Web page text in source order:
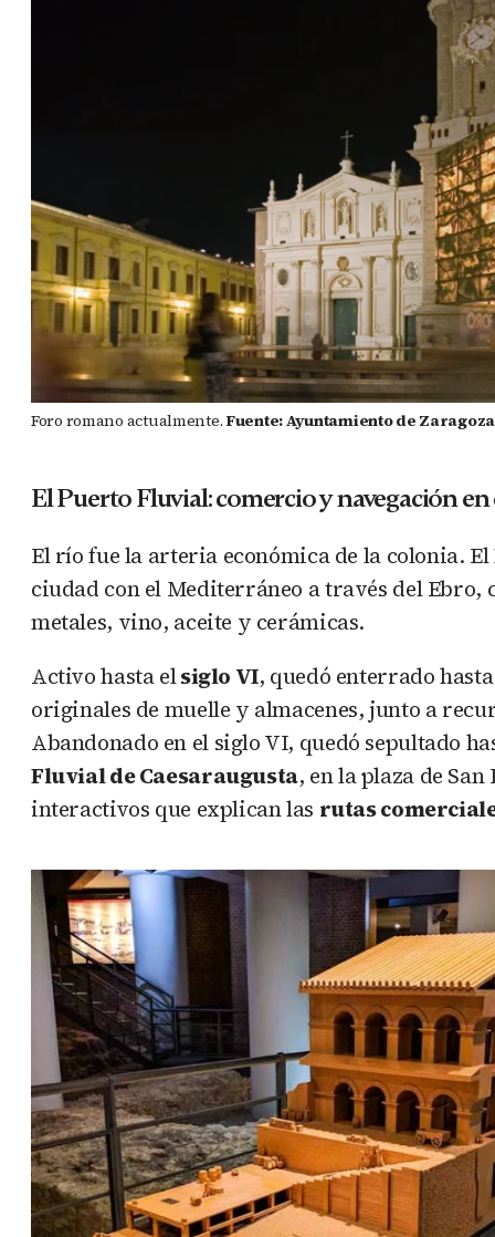
Foro romano actualmente. Fuente: Ayuntamiento de Zaragoza
El Puerto Fluvial: comercio y navegación
El río fue la arteria económica de la colonia. El
ciudad con el Mediterráneo a través del Ebro,
metales, vino, aceite y cerámicas.
Activo hasta elsiglo VI, quedó enterrado
originales de muelle y almacenes, junto a
Abandonado en el siglo VI, quedó sepultado
Fluvial de Caesaraugusta, en la plaza de
interactivos que explican las rutas